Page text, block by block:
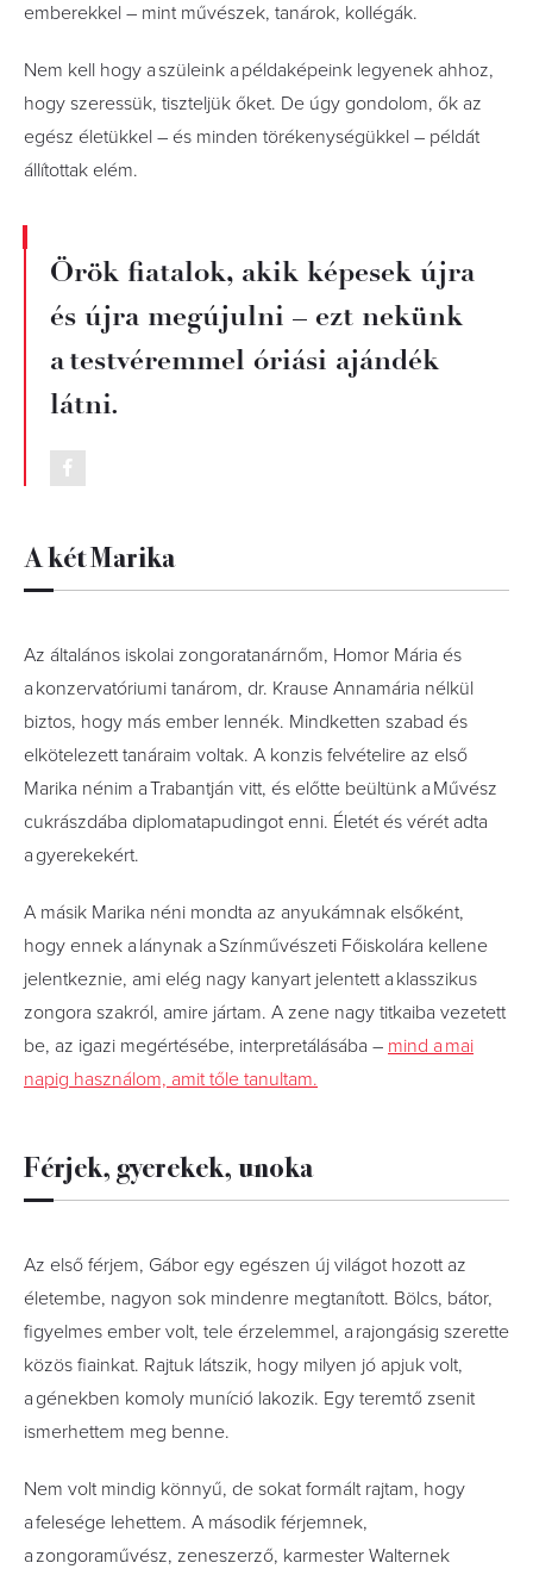
emberekkel – mint művészek, tanárok, kollégák.
Nem kell hogy a szüleink a példaképeink legyenek ahhoz,
hogy szeressük, tiszteljük őket. De úgy gondolom, ők az
egész életükkel – és minden törékenységükkel – példát
állítottak elém.
Örök fiatalok, akik képesek újra
és újra megújulni – ezt nekünk
a testvéremmel óriási ajándék
látni.
A két Marika
Az általános iskolai zongoratanárnőm, Homor Mária és
a konzervatóriumi tanárom, dr. Krause Annamária nélkül
biztos, hogy más ember lennék. Mindketten szabad és
elkötelezett tanáraim voltak. A konzis felvételire az első
Marika nénim a Trabantján vitt, és előtte beültünk a Művész
cukrászdába diplomatapudingot enni. Életét és vérét adta
a gyerekekért.
A másik Marika néni mondta az anyukámnak elsőként,
hogy ennek a lánynak a Színművészeti Főiskolára kellene
jelentkeznie, ami elég nagy kanyart jelentett a klasszikus
zongora szakról, amire jártam. A zene nagy titkaiba vezetett
be, az igazi megértésébe, interpre­tálásába – mind a mai
napig használom, amit tőle tanultam.
Férjek, gyerekek, unoka
Az első férjem, Gábor egy egészen új világot hozott az
életembe, nagyon sok mindenre megtanított. Bölcs, bátor,
figyelmes ember volt, tele érzelemmel, a rajongásig szerette
közös fiainkat. Rajtuk látszik, hogy milyen jó apjuk volt,
a génekben komoly muníció lakozik. Egy teremtő zsenit
ismerhettem meg benne.
Nem volt mindig könnyű, de sokat formált rajtam, hogy
a felesége lehettem. A második férjemnek,
a zongoraművész, zeneszerző, karmester Walternek